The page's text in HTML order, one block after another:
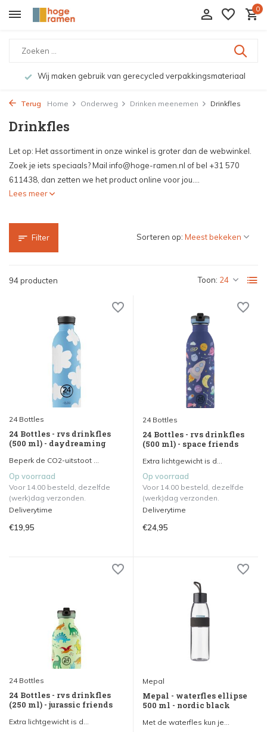
0
Bekijk de producten live in onze winkel in Deventer
Terug Home Onderweg Drinken meenemen Drinkfles
Drinkfles
Let op: Het assortiment in onze winkel is groter dan de webwinkel.
Zoek je iets speciaals? Mail info@hoge-ramen.nl of bel +31 570
611438, dan zetten we het product online voor jou....
Lees meer
Filter
94 producten Toon:
Sorteren op:
24 Bottles
24 Bottles - rvs drinkfles
(500 ml) - daydreaming
Beperk de CO2-uitstoot ...
Op voorraad
Voor 14.00 besteld, dezelfde
(werk)dag verzonden.
Deliverytime
€19,95
24 Bottles
24 Bottles - rvs drinkfles
(500 ml) - space friends
Extra lichtgewicht is d...
Op voorraad
Voor 14.00 besteld, dezelfde
(werk)dag verzonden.
Deliverytime
€24,95
24 Bottles
24 Bottles - rvs drinkfles
(250 ml) - jurassic friends
Extra lichtgewicht is d...
Mepal
Mepal - waterfles ellipse
500 ml - nordic black
Met de waterfles kun je...